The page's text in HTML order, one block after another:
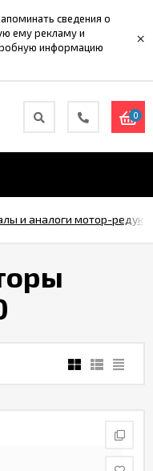
сведения о
ему рекламу и
информацию
×
0
и аналоги мотор-